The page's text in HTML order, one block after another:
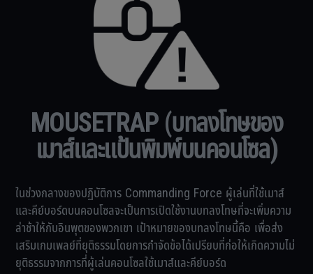
MOUSETRAP (บทลงโทษของ
เมาส์และแป้นพิมพ์บนคอนโซล)
ในช่วงกลางของปฏิบัติการ Commanding Force ผู้เล่นที่ใช้เมาส์
และคีย์บอร์ดบนคอนโซลจะเป็นการเปิดใช้งานบทลงโทษที่จะเพิ่มความ
ล่าช้าให้กับอินพุตของพวกเขา เป้าหมายของบทลงโทษนี้คือ เพื่อส่ง
เสริมเกมเพลย์ที่ยุติธรรมโดยการกำจัดข้อได้เปรียบที่ก่อให้เกิดความไม่
ยุติธรรมจากการที่ผู้เล่นคอนโซลใช้เมาส์และคีย์บอร์ด